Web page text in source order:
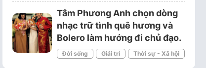
Tâm Phương Anh chọn dòng
nhạc trữ tình quê hương và
Bolero làm hướng đi chủ đạo.
Đời sống Giải trí Thời sự - Xã hội